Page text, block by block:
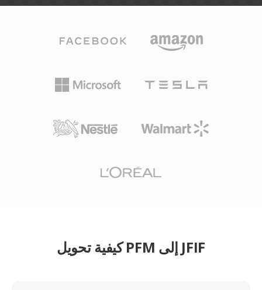
كيفية تحويل PFM إلى JFIF